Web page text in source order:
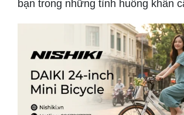
bạn trong những tình huống khẩn